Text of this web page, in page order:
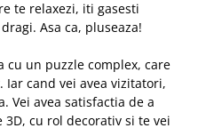
te relaxezi, iti gasesti
Asa ca, pluseaza!
cu un puzzle complex, care
cand vei avea vizitatori,
Vei avea satisfactia de a
cu rol decorativ si te vei